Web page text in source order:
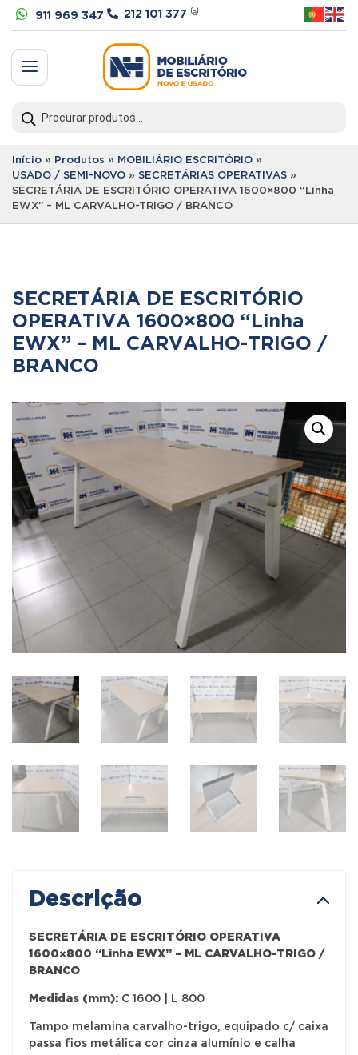
 911 969 347  212 101 377 ⁽ᵃ⁾
a
search
Início » Produtos » MOBILIÁRIO ESCRITÓRIO »
USADO / SEMI-NOVO » SECRETÁRIAS OPERATIVAS »
SECRETÁRIA DE ESCRITÓRIO OPERATIVA 1600×800 “Linha
EWX” – ML CARVALHO-TRIGO / BRANCO
SECRETÁRIA DE ESCRITÓRIO
OPERATIVA 1600×800 “Linha
EWX” – ML CARVALHO-TRIGO /
BRANCO
Descrição
SECRETÁRIA DE ESCRITÓRIO OPERATIVA
1600×800 “Linha EWX” – ML CARVALHO-TRIGO /
BRANCO
Medidas (mm): C 1600 | L 800
Tampo melamina carvalho-trigo, equipado c/ caixa
passa fios metálica cor cinza alumínio e calha